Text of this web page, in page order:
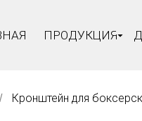
ПРОДУКЦИЯ
/ Кронштейн для